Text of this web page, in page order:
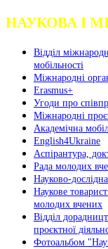
НАУКОВА І
Відділ
мобільності
Міжнародні
Erasmus+
Угоди про
Міжнародні
Академічна
English4Ukraine
Аспірантура,
Рада молодих
Науково-
Наукове
молодих вчених
Відділ
проєктної
Фотоальбом